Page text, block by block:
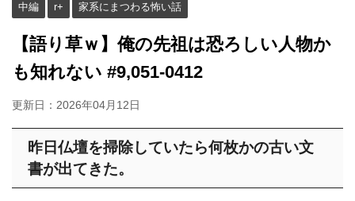
中編 r+ 家系にまつわる怖い話
【語り草ｗ】俺の先祖は恐ろしい人物か
も知れない #9,051-0412
更新日： 2026年04月12日
昨日仏壇を掃除していたら何枚かの古い文
書が出てきた。